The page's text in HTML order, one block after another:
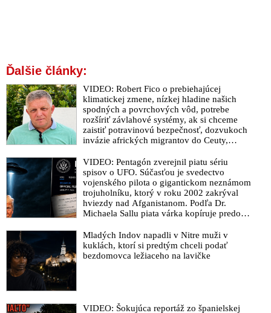
Ďalšie články:
VIDEO: Robert Fico o prebiehajúcej
klimatickej zmene, nízkej hladine našich
spodných a povrchových vôd, potrebe
rozšíriť závlahové systémy, ak si chceme
zaistiť potravinovú bezpečnosť, dozvukoch
invázie afrických migrantov do Ceuty,
Mečiarom, ktorý podráždil progresívnych
liberálov, ale aj o klamstvách Sorosovho
denníka SME brániaceho pedofilov
VIDEO: Pentagón zverejnil piatu sériu
spisov o UFO. Súčasťou je svedectvo
vojenského pilota o gigantickom neznámom
trojuholníku, ktorý v roku 2002 zakrýval
hviezdy nad Afganistanom. Podľa Dr.
Michaela Sallu piata várka kopíruje predošlé
UFO robí nudnou
Mladých Indov napadli v Nitre muži v
kuklách, ktorí si predtým chceli podať
bezdomovca ležiaceho na lavičke
VIDEO: Šokujúca reportáž zo španielskej